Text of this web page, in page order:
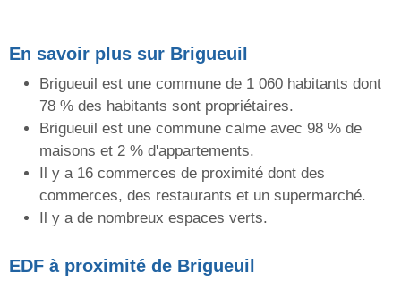
En savoir plus sur Brigueuil
Brigueuil est une commune de 1 060 habitants dont
78 % des habitants sont propriétaires.
Brigueuil est une commune calme avec 98 % de
maisons et 2 % d'appartements.
Il y a 16 commerces de proximité dont des
commerces, des restaurants et un supermarché.
Il y a de nombreux espaces verts.
EDF à proximité de Brigueuil